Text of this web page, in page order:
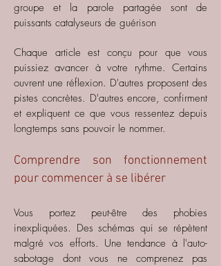
groupe et la parole partagée sont de
puissants catalyseurs de guérison
Chaque article est conçu pour que vous
puissiez avancer à votre rythme. Certains
ouvrent une réflexion. D'autres proposent des
pistes concrètes. D'autres encore, confirment
et expliquent ce que vous ressentez depuis
longtemps sans pouvoir le nommer.
Comprendre son fonctionnement
pour commencer à se libérer
Vous portez peut-être des phobies
inexpliquées. Des schémas qui se répètent
malgré vos efforts. Une tendance à l'auto-
sabotage dont vous ne comprenez pas